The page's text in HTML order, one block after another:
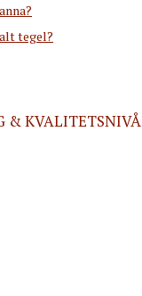
tegel?
& KVALITETSNIVÅ